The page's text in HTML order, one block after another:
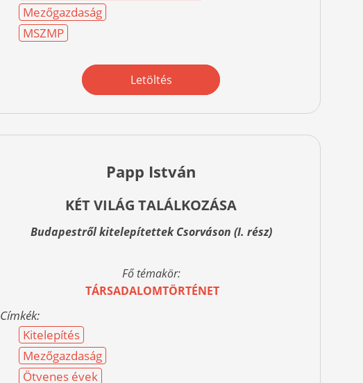
Mezőgazdaság
MSZMP
Letöltés
Papp István
KÉT VILÁG TALÁLKOZÁSA
Budapestről kitelepítettek Csorváson (I. rész)
Fő témakör:
TÁRSADALOMTÖRTÉNET
Címkék:
Kitelepítés
Mezőgazdaság
Ötvenes évek